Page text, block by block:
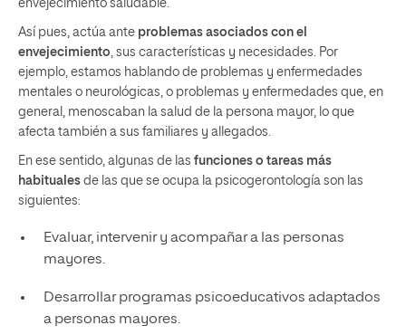
envejecimiento saludable.
Así pues, actúa ante problemas asociados con el
envejecimiento , sus características y necesidades. Por
ejemplo, estamos hablando de problemas y enfermedades
mentales o neurológicas, o problemas y enfermedades que, en
general, menoscaban la salud de la persona mayor, lo que
afecta también a sus familiares y allegados.
En ese sentido, algunas de las funciones o tareas más
habituales de las que se ocupa la psicogerontología son las
siguientes:
Evaluar, intervenir y acompañar a las personas
mayores.
Desarrollar programas psicoeducativos adaptados
a personas mayores.